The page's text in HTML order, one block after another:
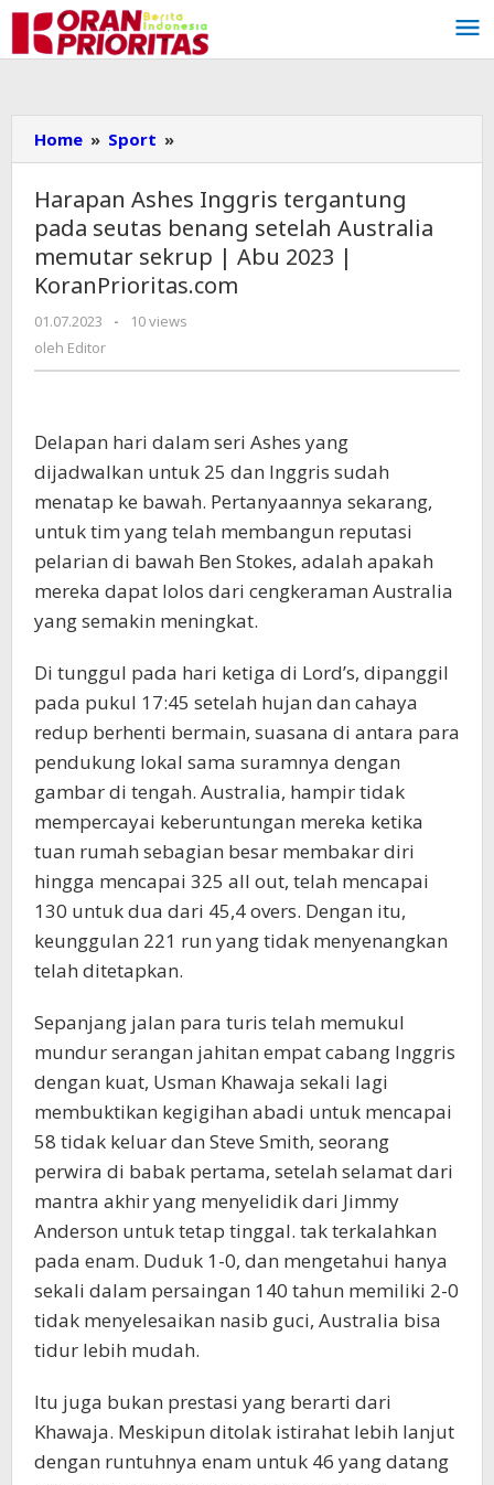
Lewati
konten
Home » Sport »
Ashes
Inggris
tergantung
pada
seutas
benang
Australia
Abu
2023
|
KoranPrioritas.com
Harapan Ashes Inggris tergantung
pada seutas benang setelah Australia
memutar sekrup | Abu 2023 |
KoranPrioritas.com
01.07.2023
oleh
-
10 views
oleh Editor
Delapan hari dalam seri Ashes yang
dijadwalkan untuk 25 dan Inggris sudah
menatap ke bawah. Pertanyaannya sekarang,
untuk tim yang telah membangun reputasi
pelarian di bawah Ben Stokes, adalah apakah
mereka dapat lolos dari cengkeraman Australia
yang semakin meningkat.
Di tunggul pada hari ketiga di Lord’s, dipanggil
pada pukul 17:45 setelah hujan dan cahaya
redup berhenti bermain, suasana di antara para
pendukung lokal sama suramnya dengan
gambar di tengah. Australia, hampir tidak
mempercayai keberuntungan mereka ketika
tuan rumah sebagian besar membakar diri
hingga mencapai 325 all out, telah mencapai
130 untuk dua dari 45,4 overs. Dengan itu,
keunggulan 221 run yang tidak menyenangkan
telah ditetapkan.
Sepanjang jalan para turis telah memukul
mundur serangan jahitan empat cabang Inggris
dengan kuat, Usman Khawaja sekali lagi
membuktikan kegigihan abadi untuk mencapai
58 tidak keluar dan Steve Smith, seorang
perwira di babak pertama, setelah selamat dari
mantra akhir yang menyelidik dari Jimmy
Anderson untuk tetap tinggal. tak terkalahkan
pada enam. Duduk 1-0, dan mengetahui hanya
sekali dalam persaingan 140 tahun memiliki 2-0
tidak menyelesaikan nasib guci, Australia bisa
tidur lebih mudah.
Itu juga bukan prestasi yang berarti dari
Khawaja. Meskipun ditolak istirahat lebih lanjut
dengan runtuhnya enam untuk 46 yang datang